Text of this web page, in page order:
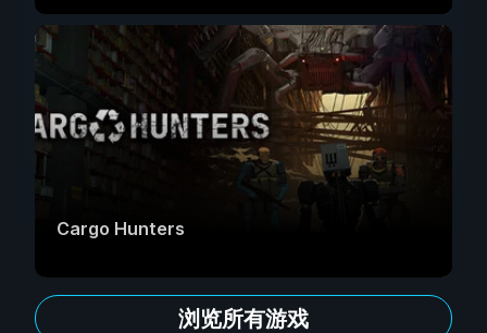
Cargo Hunters
浏览所有游戏